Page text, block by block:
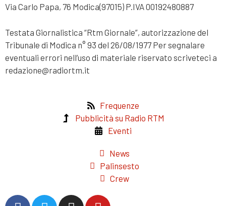
Via Carlo Papa, 76 Modica(97015) P.IVA 00192480887
Testata Giornalistica “Rtm Giornale”, autorizzazione del
Tribunale di Modica n° 93 del 26/08/1977 Per segnalare
eventuali errori nell’uso di materiale riservato scriveteci a
redazione@radiortm.it
Frequenze
Pubblicità su Radio RTM
Eventi
News
Palinsesto
Crew